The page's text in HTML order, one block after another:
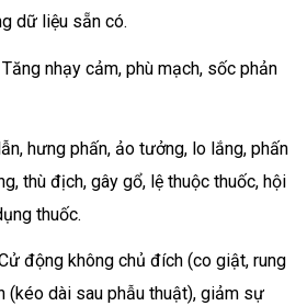
dữ liệu sẵn có.
nhạy cảm, phù mạch, sốc phản
hưng phấn, ảo tưởng, lo lắng, phấn
thù địch, gây gổ, lệ thuộc thuốc, hội
thuốc.
động không chủ đích (co giật, rung
(kéo dài sau phẫu thuật), giảm sự